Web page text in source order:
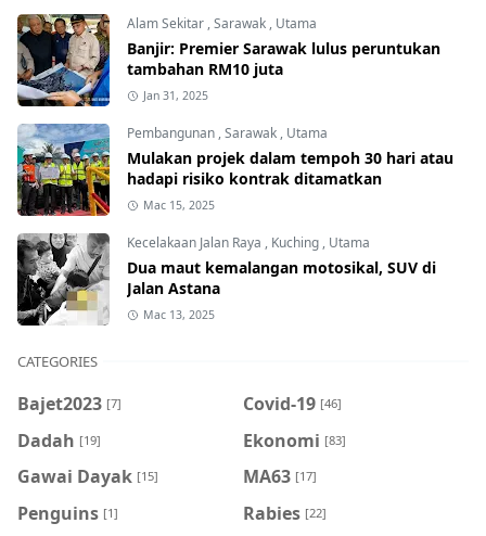
Alam Sekitar ,Sarawak , Utama
Banjir: Premier Sarawak lulus peruntukan
tambahan RM10 juta
Jan 31, 2025
Pembangunan ,Sarawak , Utama
Mulakan projek dalam tempoh 30 hari atau
hadapi risiko kontrak ditamatkan
Mac 15, 2025
Kecelakaan Jalan Raya , Kuching , Utama
Dua maut kemalangan motosikal, SUV di
Jalan Astana
Mac 13, 2025
CATEGORIES
Bajet2023 [7] Covid-19 [46]
Dadah [19] Ekonomi [83]
Gawai Dayak [15] MA63 [17]
Penguins [1] Rabies [22]